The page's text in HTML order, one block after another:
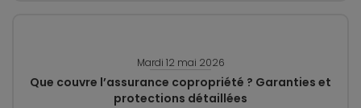
Mardi 12 mai 2026
Que couvre l’assurance copropriété ? Garanties et
protections détaillées